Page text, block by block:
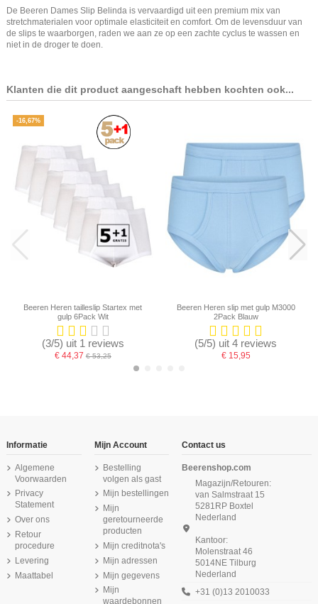
De Beeren Dames Slip Belinda is vervaardigd uit een premium mix van
stretchmaterialen voor optimale elasticiteit en comfort. Om de levensduur van
de slips te waarborgen, raden we aan ze op een zachte cyclus te wassen en
niet in de droger te doen.
Klanten die dit product aangeschaft hebben kochten ook...
-16,67%
Beeren Heren tailleslip Startex met
gulp 6Pack Wit
(3/5) uit 1 reviews
€ 44,37€ 53,25
Beeren Heren slip met gulp M3000
2Pack Blauw
(5/5) uit 4 reviews
€ 15,95
Beeren Heren Thermo Shirt Korte
Mouw Wit
Beeren Heren singlet M3000 Wit
Beeren Dames pantyslip Petra
2Pack Wit
Product is beschikbaar met verschillende opties
Beeren Dames tailleslip Julia 2Pack
Wit
Beeren Meisjes slip Patricia 6Pack
Beeren Green Comfort M181 dames
short zwart
Beeren Dames spaghetti hemd
Jessica 6Pack Wit
Beeren Heren Extra lang T-shirt met
O-hals M3000 Wit
Informatie
Algemene
Voorwaarden
Privacy
Statement
Over ons
Retour
procedure
Levering
Maattabel
Mijn Account
Bestelling
volgen als gast
Mijn bestellingen
Mijn
geretourneerde
producten
Mijn creditnota's
Mijn adressen
Mijn gegevens
Mijn
waardebonnen
Contact us
Beerenshop.com
Magazijn/Retouren:
van Salmstraat 15
5281RP Boxtel
Nederland
Kantoor:
Molenstraat 46
5014NE Tilburg
Nederland
+31 (0)13 2010033